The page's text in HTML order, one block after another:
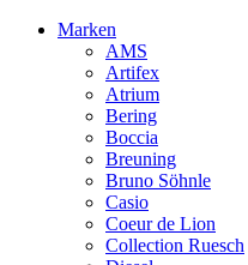
Marken
AMS
Artifex
Atrium
Bering
Boccia
Breuning
Bruno Söhnle
Casio
Coeur de Lion
Collection Ruesch